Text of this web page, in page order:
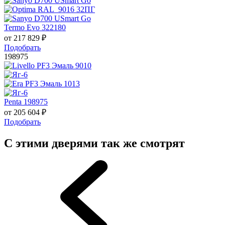
Termo Evo 322180
от 217 829 ₽
Подобрать
198975
Penta 198975
от 205 604 ₽
Подобрать
С этими дверями так же смотрят